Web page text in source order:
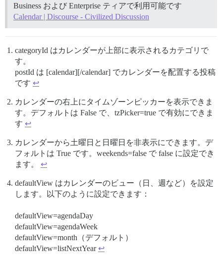
Business および Enterprise ティアで利用可能です
Calendar | Discourse - Civilized Discussion
categoryId はカレンダーが上部に表示されるカテゴリで
す。
postId は [calendar][/calendar] でカレンダーを配置する投稿
です ↩︎
カレンダーの右上にタイムゾーンピッカーを表示できま
す。デフォルトは False で、tzPicker=true で有効にできま
す ↩︎
カレンダーから土曜日と日曜日を非表示にできます。デ
フォルトは True です。weekends=false で false に設定でき
ます。 ↩︎
defaultView はカレンダーのビュー（日、週など）を設定
します。以下のように設定できます：
defaultView=agendaDay
defaultView=agendaWeek
defaultView=month（デフォルト）
defaultView=listNextYear ↩︎